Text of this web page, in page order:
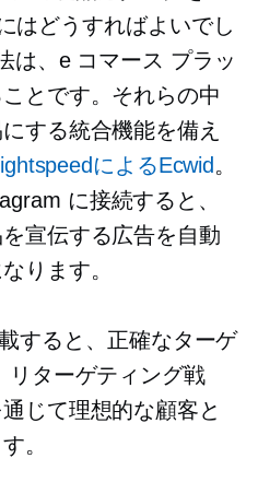
はどうすればよいでし
は、e コマース プラッ
とです。それらの中
する統合機能を備え
によるEcwid。
に接続すると、
宣伝する広告を自動
ります。
すると、正確なターゲ
リターゲティング戦
じて理想的な顧客と
。